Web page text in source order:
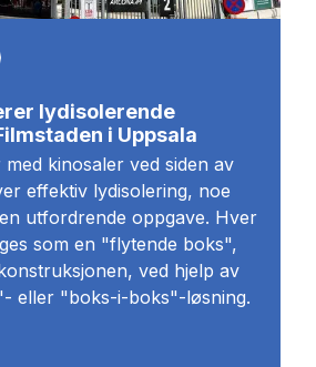
lydisolerende
i Uppsala
kinosaler ved siden av
effektiv lydisolering, noe
utfordrende oppgave. Hver
som en "flytende boks",
ved hjelp av
eller "boks-i-boks"-løsning.